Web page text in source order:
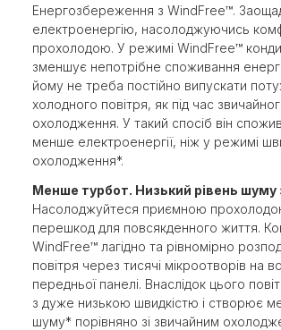
Енергозбереження з WindFree™.
електроенергію, насолоджуючись
прохолодою. У режимі WindFree™
зменшує непотрібне споживання
йому не треба постійно випускати
холодного повітря, як під час
охолодження. У такий спосіб він
менше електроенергії, ніж у режимі
охолодження*.
Менше турбот. Низький рівень шуму
Насолоджуйтеся приємною
перешкод для повсякденного життя.
WindFree™ лагідно та рівномірно
повітря через тисячі мікроотворів на
передньої панелі. Внаслідок цього
з дуже низькою швидкістю і створює
шуму* порівняно зі звичайним